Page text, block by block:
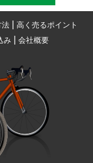
法| 高く売るポイント
み| 会社概要